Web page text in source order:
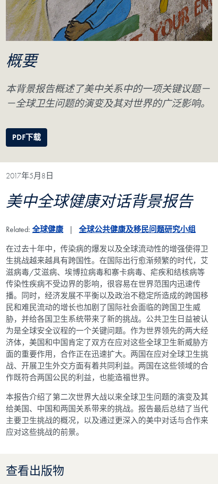
概要
本背景报告概述了美中关系中的一项关键议题－
－全球卫生问题的演变及其对世界的广泛影响。
PDF下载
2017年5月8日
美中全球健康对话背景报告
Related: 全球健康
全球公共健康及移民问题研究小组
在过去十年中，传染病的爆发以及全球流动性的增强使得卫
生挑战越来越具有跨国性。在国际出行愈渐频繁的时代，艾
滋病毒/艾滋病、埃博拉病毒和寨卡病毒、疟疾和结核病等
传染性疾病不受边界的影响，很容易在世界范围内迅速传
播。同时，经济发展不平衡以及政治不稳定所造成的跨国移
民和难民流动的增长也加剧了国际社会面临的跨国卫生威
胁，并给各国卫生系统带来了新的挑战。公共卫生日益被认
为是全球安全议程的一个关键问题。作为世界领先的两大经
济体，美国和中国肯定了双方在应对这些全球卫生新威胁方
面的重要作用，合作正在迅速扩大。两国在应对全球卫生挑
战、开展卫生外交方面有着共同利益。两国在这些领域的合
作既符合两国公民的利益，也能造福世界。
本报告介绍了第二次世界大战以来全球卫生问题的演变及其
给美国、中国和两国关系带来的挑战。报告最后总结了当代
主要卫生挑战的概况，以及通过更深入的美中对话与合作来
应对这些挑战的前景。
查看出版物